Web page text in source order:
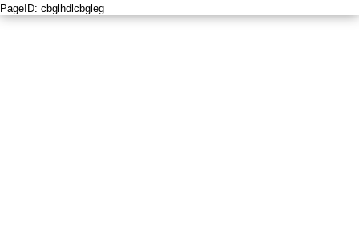
PageID: cbglhdlcbgleg